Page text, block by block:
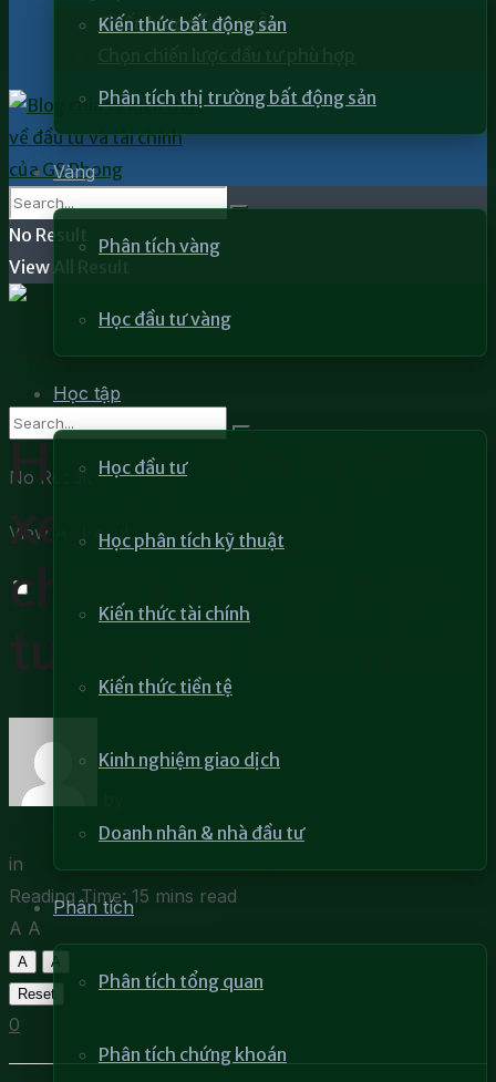
Kiến thức bất động sản
Phân tích thị trường bất động sản
Vàng
Phân tích vàng
Học đầu tư vàng
Học tập
Học đầu tư
Học phân tích kỹ thuật
Kiến thức tài chính
Kiến thức tiền tệ
Kinh nghiệm giao dịch
Doanh nhân & nhà đầu tư
Phân tích
Phân tích tổng quan
Phân tích chứng khoán
Chiến lược đầu tư mẫu
No Result
View All Result
No Result
View All Result
Hướng dẫn cách
xem bảng giá
chứng khoán trực
tuyến dễ hiểu nhất
1 Tháng 10, 2021
in
Học đầu tư chứng khoán
Reading Time: 15 mins read
A A
A
A
Reset
0